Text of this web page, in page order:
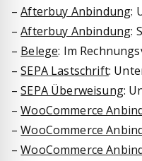
–Afterbuy Anbindung:
–Afterbuy Anbindung:
– Belege: Im
–SEPA Lastschrift:
–SEPA Überweisung:
–WooCommerce
–WooCommerce
–WooCommerce